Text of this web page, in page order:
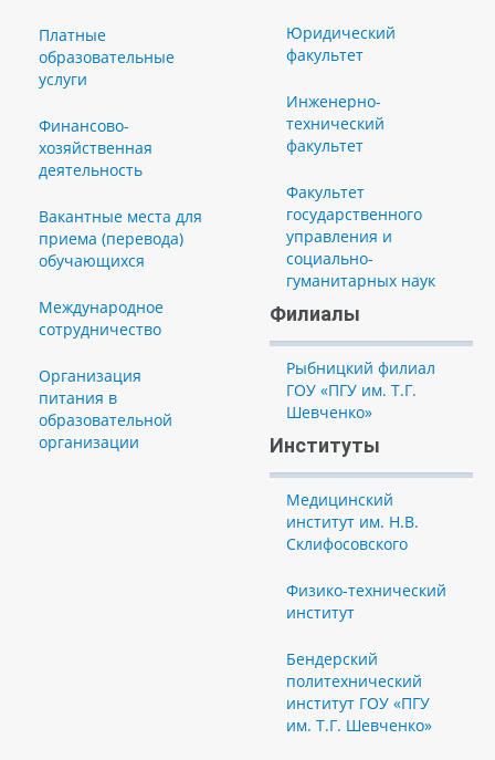
Платные
образовательные
услуги
Финансово-
хозяйственная
деятельность
Вакантные места для
приема (перевода)
обучающихся
Международное
сотрудничество
Организация
питания в
образовательной
организации
Юридический
факультет
Инженерно-
технический
факультет
Факультет
государственного
управления и
социально-
гуманитарных наук
Филиалы
Рыбницкий филиал
ГОУ «ПГУ им. Т.Г.
Шевченко»
Институты
Медицинский
институт им. Н.В.
Склифосовского
Физико-технический
институт
Бендерский
политехнический
институт ГОУ «ПГУ
им. Т.Г. Шевченко»